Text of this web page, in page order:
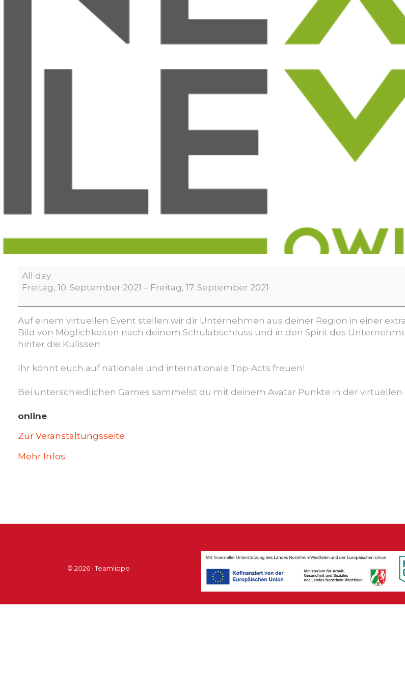
Next
Level
Festival
All day
Freitag, 10. September 2021 – Freitag, 17. September 2021
Auf einem virtuellen Event stellen wir dir Unternehmen aus deiner Region in einer
Bild von Möglichkeiten nach deinem Schulabschluss und in den Spirit des
hinter die Kulissen.
Ihr könnt euch auf nationale und internationale Top-Acts freuen!
Bei unterschiedlichen Games sammelst du mit deinem Avatar Punkte in der
online
Zur Veranstaltungsseite
Mehr Infos
© 2026 · Teamlippe